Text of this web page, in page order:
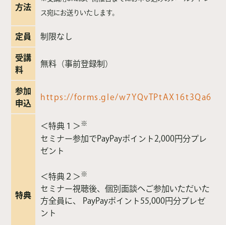
方法
ス宛にお送りいたします。
定員 制限なし
受講
料
無料（事前登録制）
参加
申込
https://forms.gle/w7YQvTPtAX16t3Qa6
特典
＜特典１＞ ※
セミナー参加でPayPayポイント2,000円分プレ
ゼント
＜特典２＞ ※
セミナー視聴後、個別面談へご参加いただいた
方全員に、 PayPayポイント55,000円分プレゼ
ント